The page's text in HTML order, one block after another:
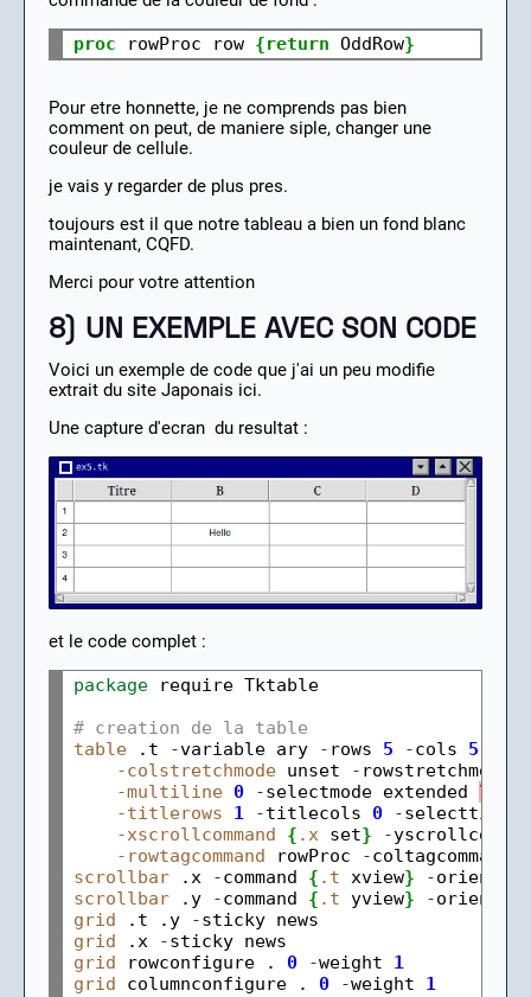
proc rowProc row {return OddRow}
Pour etre honnette, je ne comprends pas bien
comment on peut, de maniere siple, changer une
couleur de cellule.
je vais y regarder de plus pres.
toujours est il que notre tableau a bien un fond blanc
maintenant, CQFD.
Merci pour votre attention
8) UN EXEMPLE AVEC SON CODE
Voici un exemple de code que j'ai un peu modifie
extrait du site Japonais ici.
Une capture d'ecran du resultat :
et le code complet :
package require Tktable
# creation de la table
table .t -variable ary - rows 5 -cols 5
-colstretchmode unset - rowstretchmode
-multiline 0 -selectmode extended \
-titlerows
1 -titlecols 0 -selecttitle
-xscrollcommand
{ .x set} -
-rowtagcommand rowProc
-
scrollbar .x -command { .t xview}
-
scrollbar .y -command { .t yview}
-
grid .t .y -
grid .x -
grid rowconfigure . 0 -weight 1
grid columnconfigure . 0 -weight 1